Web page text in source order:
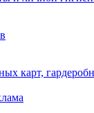
карт,